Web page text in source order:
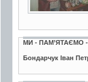
МИ - ПАМ’ЯТАЄМО -
Бондарчук Іван